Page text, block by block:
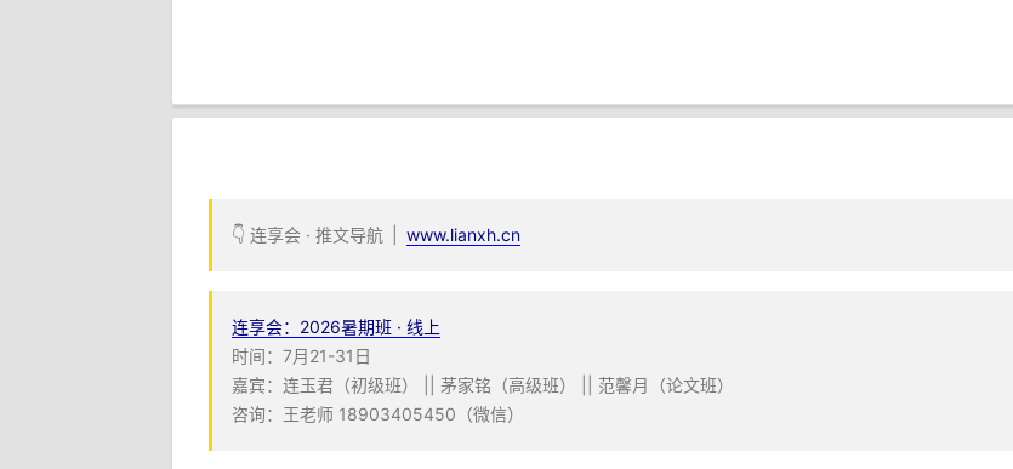
👇 连享会 · 推文导航 | www.lianxh.cn
连享会：2026暑期班 · 线上
时间：7月21-31日
嘉宾：连玉君（初级班） || 茅家铭（高级班） || 范馨月（论文班）
咨询：王老师 18903405450（微信）